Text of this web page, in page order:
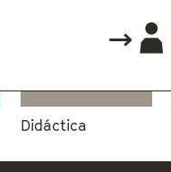
Didáctica